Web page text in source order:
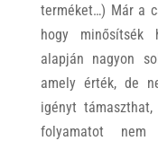
terméket…) Már a
hogy minősítsék
alapján nagyon
amely érték, de
igényt
folyamatot